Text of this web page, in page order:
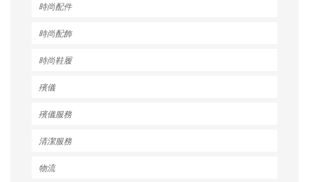
時尚配件
時尚配飾
時尚鞋履
殯儀
殯儀服務
清潔服務
物流